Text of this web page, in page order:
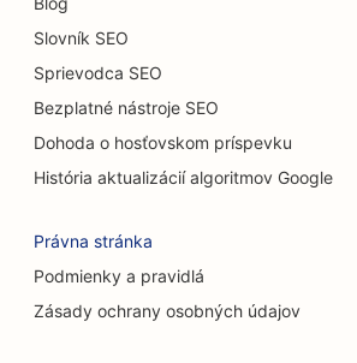
SEO pre služby chemického peelingu
SEO pre mačacie kaviarne
SEO pre upratovacie služby
SEO pre poradenské firmy
SEO pre kozmetických chirurgov
Slovník SEO
Sprievodca SEO
Bezplatné nástroje SEO
Dohoda o hosťovskom príspevku
História aktualizácií algoritmov Google
Právna stránka
Podmienky a pravidlá
Zásady ochrany osobných údajov